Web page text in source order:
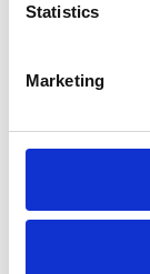
Statistics
Marketing